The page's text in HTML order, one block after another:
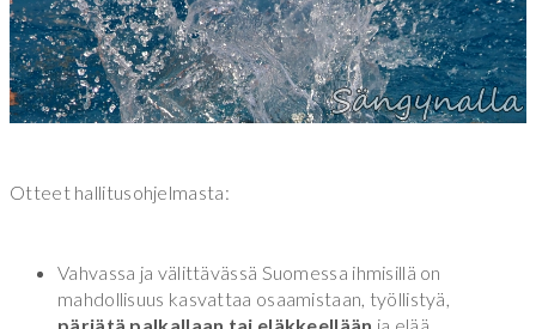
Otteet hallitusohjelmasta:
Vahvassa ja välittävässä Suomessa ihmisillä on
mahdollisuus kasvattaa osaamistaan, työllistyä,